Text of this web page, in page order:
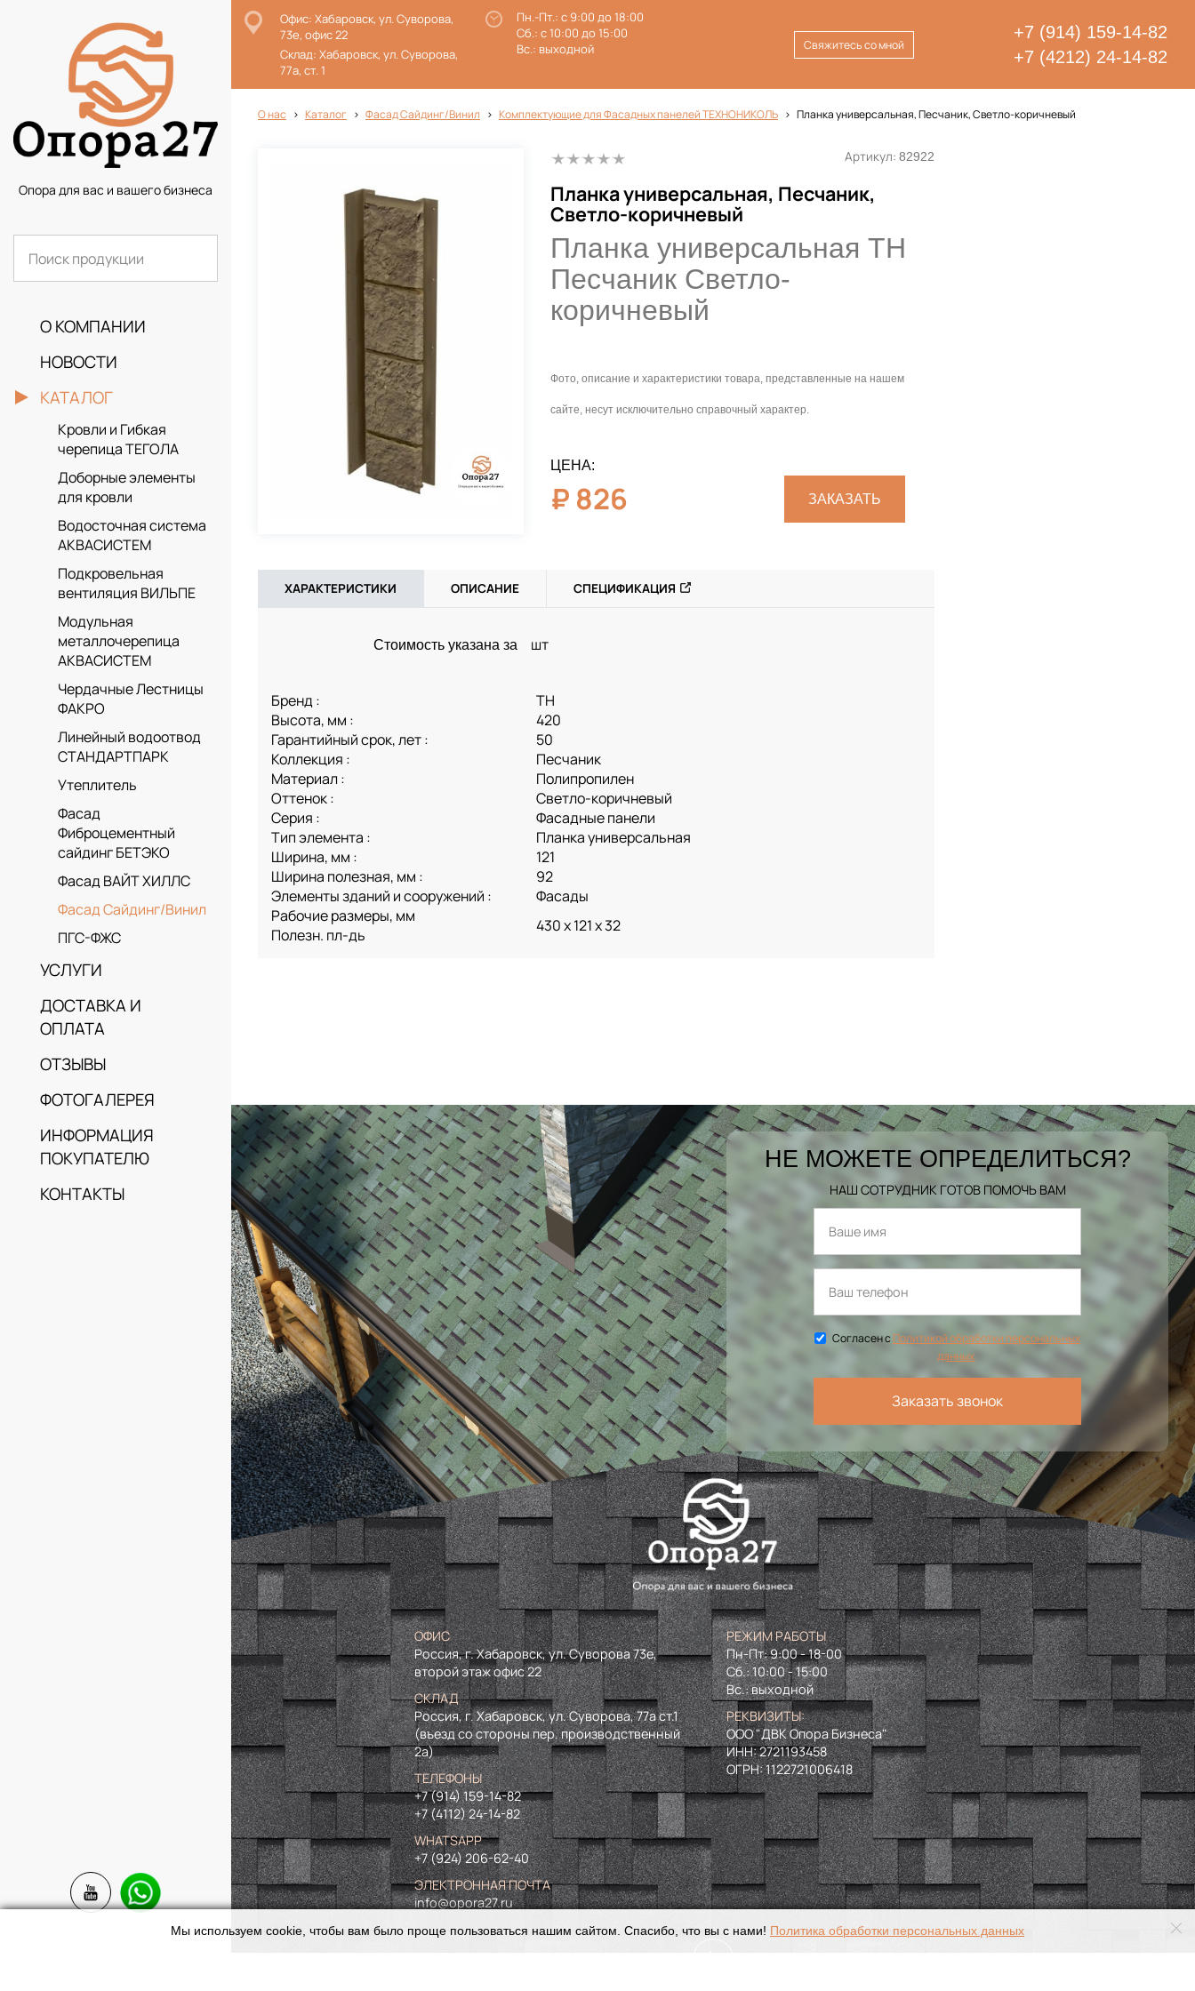
Опора для вас и вашего бизнеса
О КОМПАНИИ
НОВОСТИ
КАТАЛОГ
Кровли и Гибкая
черепица ТЕГОЛА
Доборные элементы
для кровли
Водосточная система
АКВАСИСТЕМ
Подкровельная
вентиляция ВИЛЬПЕ
Модульная
металлочерепица
АКВАСИСТЕМ
Чердачные Лестницы
ФАКРО
Линейный водоотвод
СТАНДАРТПАРК
Утеплитель
Фасад
Фиброцементный
сайдинг БЕТЭКО
Фасад ВАЙТ ХИЛЛС
Фасад Сайдинг/Винил
ПГС-ФЖС
УСЛУГИ
ДОСТАВКА И
ОПЛАТА
ОТЗЫВЫ
ФОТОГАЛЕРЕЯ
ИНФОРМАЦИЯ
ПОКУПАТЕЛЮ
КОНТАКТЫ
Офис: Хабаровск, ул. Суворова,
73е, офис 22
Склад: Хабаровск, ул. Суворова,
77а, ст. 1
Пн.-Пт.: с 9:00 до 18:00
Сб.: с 10:00 до 15:00
Вс.: выходной
+7 (914) 159-14-82
+7 (4212) 24-14-82
Свяжитесь со мной
О нас Каталог Фасад Сайдинг/Винил Комплектующие для Фасадных панелей ТЕХНОНИКОЛЬ Планка универсальная, Песчаник, Светло-коричневый
Артикул: 82922
Планка универсальная, Песчаник,
Светло-коричневый
Планка универсальная ТН
Песчаник Светло-
коричневый
Фото, описание и характеристики товара, представленные на нашем
сайте, несут исключительно справочный характер.
ЦЕНА:
₽ 826 ЗАКАЗАТЬ
ХАРАКТЕРИСТИКИ ОПИСАНИЕ СПЕЦИФИКАЦИЯ
Стоимость указана за шт
Бренд :
ТН
Высота, мм :
420
Гарантийный срок, лет :
50
Коллекция :
Песчаник
Материал :
Полипропилен
Оттенок :
Светло-коричневый
Серия :
Фасадные панели
Тип элемента :
Планка универсальная
Ширина, мм :
121
Ширина полезная, мм :
92
Элементы зданий и сооружений :
Фасады
Рабочие размеры, мм
Полезн. пл-дь
430 х 121 х 32
НЕ МОЖЕТЕ ОПРЕДЕЛИТЬСЯ?
НАШ СОТРУДНИК ГОТОВ ПОМОЧЬ ВАМ
Согласен сПолитикой обработки персональных
данных
Заказать звонок
ОФИС
Россия, г. Хабаровск, ул. Суворова 73е,
второй этаж офис 22
СКЛАД
Россия, г. Хабаровск, ул. Суворова, 77а ст.1
(въезд со стороны пер. производственный
2а)
ТЕЛЕФОНЫ
+7 (914) 159-14-82
+7 (4112) 24-14-82
WHATSAPP
+7 (924) 206-62-40
ЭЛЕКТРОННАЯ ПОЧТА
info@opora27.ru
РЕЖИМ РАБОТЫ
Пн-Пт: 9:00 - 18-00
Сб.: 10:00 - 15:00
Вс.: выходной
РЕКВИЗИТЫ:
ООО "ДВК Опора Бизнеса"
ИНН:2721193458
ОГРН:1122721006418
Мы используем cookie, чтобы вам было проще пользоваться нашим сайтом. Спасибо, что вы с нами! Политика обработки персональных данных